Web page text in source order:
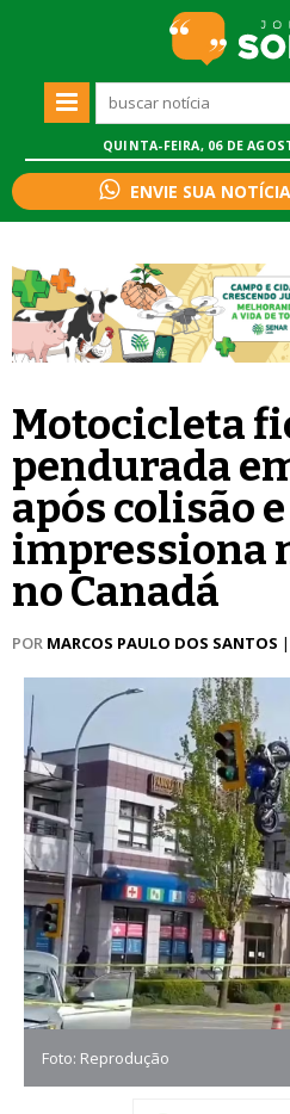
QUINTA-FEIRA, 06 DE
ENVIE SUA
Motocicleta
pendurada
após colisão
impressiona
no Canadá
POR MARCOS PAULO DOS SANTOS |
Foto: Reprodução